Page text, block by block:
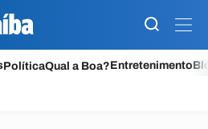
PolíticaQual a Boa?Entretenimento